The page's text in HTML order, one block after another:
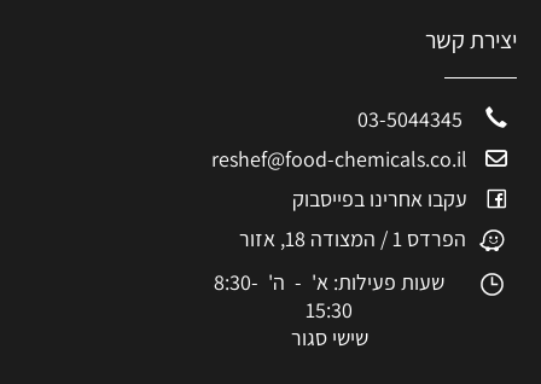
יצירת קשר
reshef@food-chemicals.co.il
עקבו אחרינו בפייסבוק
הפרדס 1 / המצודה 18, אזור
שעות פעילות: א' - ה' 8:30-
15:30
שישי סגור